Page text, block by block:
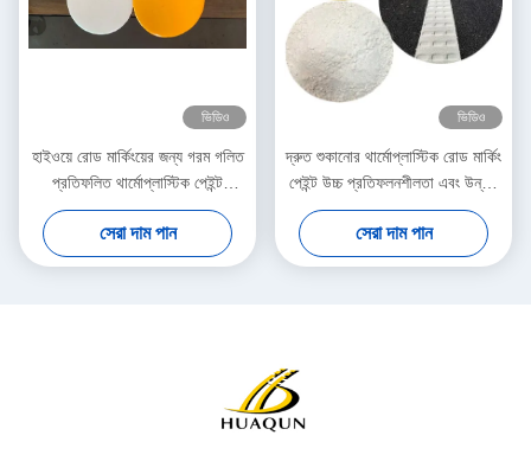
ভিডিও
হাইওয়ে রোড মার্কিংয়ের জন্য গরম গলিত
প্রতিফলিত থার্মোপ্লাস্টিক পেইন্ট
আবহাওয়া প্রতিরোধী
সেরা দাম পান
ভিডিও
দ্রুত শুকানোর থার্মোপ্লাস্টিক রোড মার্কিং
পেইন্ট উচ্চ প্রতিফলনশীলতা এবং উন্নত
দৃশ্যমানতা জন্য কাস্টম রং সঙ্গে
সেরা দাম পান